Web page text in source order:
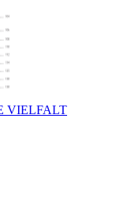
VIELFALT